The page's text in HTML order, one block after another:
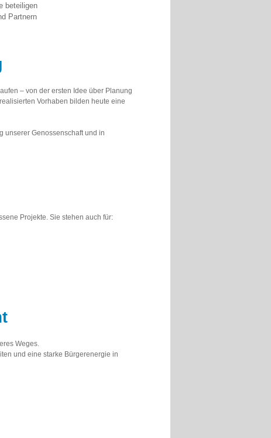
beteiligen
Partnern
– von der ersten Idee über Planung
Vorhaben bilden heute eine
unserer Genossenschaft und in
Projekte. Sie stehen auch für:
Weges.
und eine starke Bürgerenergie in